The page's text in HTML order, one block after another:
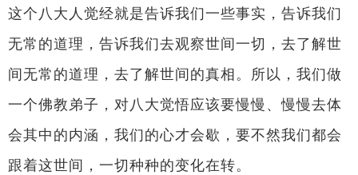
这个八大人觉经就是告诉我们一些事实，告诉我们
无常的道理，告诉我们去观察世间一切，去了解世
间无常的道理，去了解世间的真相。所以，我们做
一个佛教弟子，对八大觉悟应该要慢慢、慢慢去体
会其中的内涵，我们的心才会歇，要不然我们都会
跟着这世间，一切种种的变化在转。